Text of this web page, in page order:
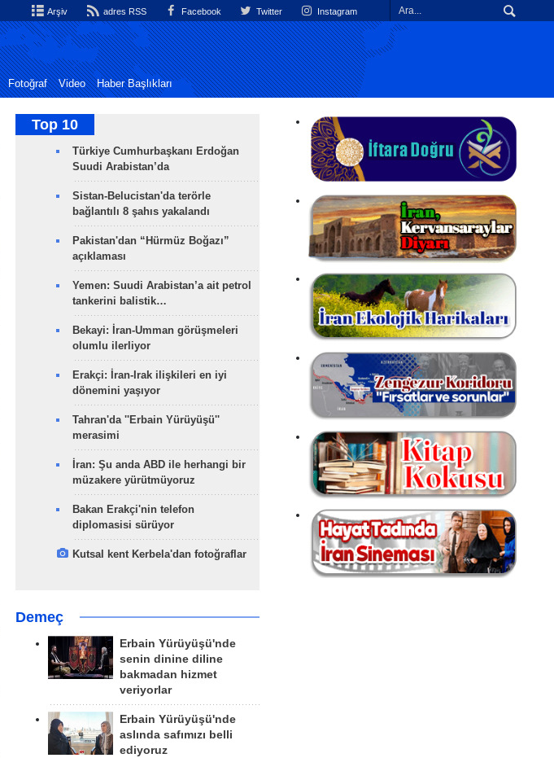
Arşiv adres RSS Facebook Twitter Instagram
Fotoğraf Video Haber Başlıkları
Top 10
Türkiye Cumhurbaşkanı Erdoğan
Suudi Arabistan’da
Sistan-Belucistan'da terörle
bağlantılı 8 şahıs yakalandı
Pakistan'dan “Hürmüz Boğazı”
açıklaması
Yemen: Suudi Arabistan’a ait petrol
tankerini balistik…
Bekayi: İran-Umman görüşmeleri
olumlu ilerliyor
Erakçi: İran-Irak ilişkileri en iyi
dönemini yaşıyor
Tahran'da ''Erbain Yürüyüşü''
merasimi
İran: Şu anda ABD ile herhangi bir
müzakere yürütmüyoruz
Bakan Erakçi'nin telefon
diplomasisi sürüyor
Kutsal kent Kerbela'dan fotoğraflar
Demeç
Erbain Yürüyüşü'nde
senin dinine diline
bakmadan hizmet
veriyorlar
Erbain Yürüyüşü'nde
aslında safımızı belli
ediyoruz